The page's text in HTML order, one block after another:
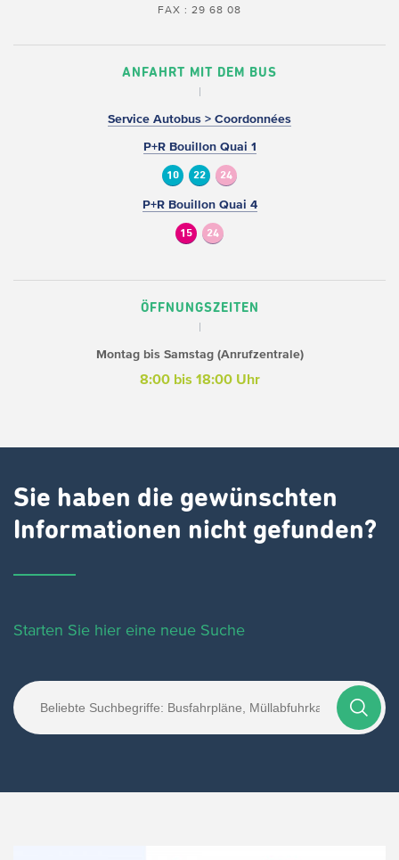
FAX : 29 68 08
ANFAHRT MIT DEM BUS
Service Autobus > Coordonnées
P+R Bouillon Quai 1
10 22 24
P+R Bouillon Quai 4
15 24
ÖFFNUNGSZEITEN
Montag bis Samstag (Anrufzentrale)
8:00 bis 18:00 Uhr
Sie haben die gewünschten
Informationen nicht gefunden?
Starten Sie hier eine neue Suche